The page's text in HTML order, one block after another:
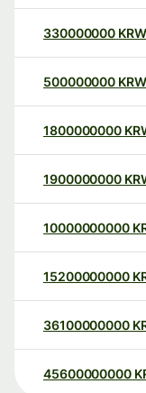
330000000 KRW
500000000 KRW
1800000000
1900000000
10000000000
15200000000
36100000000
45600000000